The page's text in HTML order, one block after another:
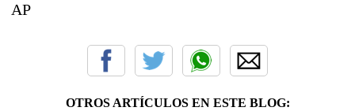
AP
OTROS ARTÍCULOS EN ESTE BLOG: